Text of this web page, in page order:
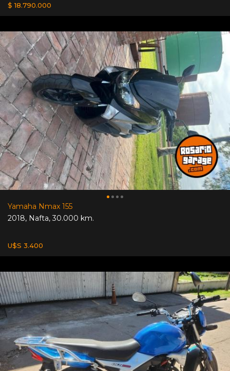
$ 18.790.000
Yamaha Nmax 155
2018, Nafta,30.000 km.
U$S 3.400